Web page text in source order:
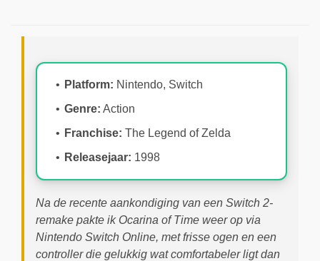
Platform: Nintendo, Switch
Genre: Action
Franchise: The Legend of Zelda
Releasejaar: 1998
Na de recente aankondiging van een Switch 2-
remake pakte ik Ocarina of Time weer op via
Nintendo Switch Online, met frisse ogen en een
controller die gelukkig wat comfortabeler ligt dan